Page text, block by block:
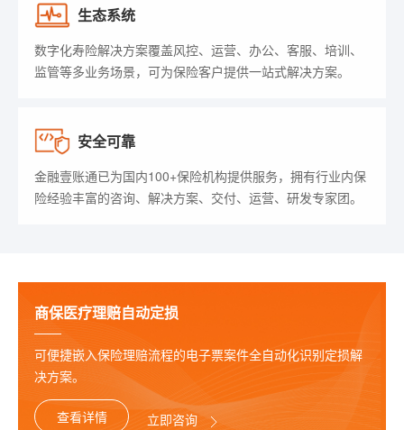
生态系统
数字化寿险解决方案覆盖风控、运营、办公、客服、培训、
监管等多业务场景，可为保险客户提供一站式解决方案。
安全可靠
金融壹账通已为国内100+保险机构提供服务，拥有行业内保
险经验丰富的咨询、解决方案、交付、运营、研发专家团。
商保医疗理赔自动定损
可便捷嵌入保险理赔流程的电子票案件全自动化识别定损解
决方案。
查看详情 立即咨询